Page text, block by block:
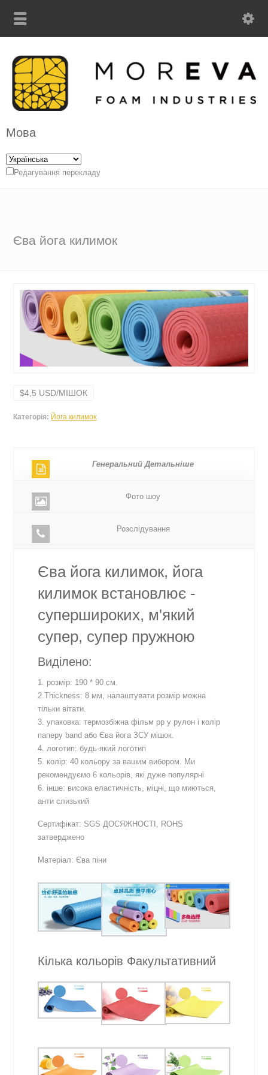
Мова
Редагування перекладу
Єва йога килимок
$4,5 USD/МІШОК
Категорія: Йога килимок
Генеральний Детальніше
Фото шоу
Розслідування
Єва йога килимок, йога
килимок встановлює -
супершироких, м'який
супер, супер пружною
Виділено:
1. розмір: 190 * 90 см.
2.Thickness: 8 мм, налаштувати розмір можна
тільки вітати.
3. упаковка: термозбіжна фільм pp у рулон і колір
паперу band або Єва йога ЗСУ мішок.
4. логотип: будь-який логотип
5. колір: 40 кольору за вашим вибором. Ми
рекомендуємо 6 кольорів, які дуже популярні
6. інше: висока еластичність, міцні, що миються,
анти слизький
Сертифікат: SGS ДОСЯЖНОСТІ, ROHS
затверджено
Матеріал: Єва піни
Кілька кольорів Факультативний